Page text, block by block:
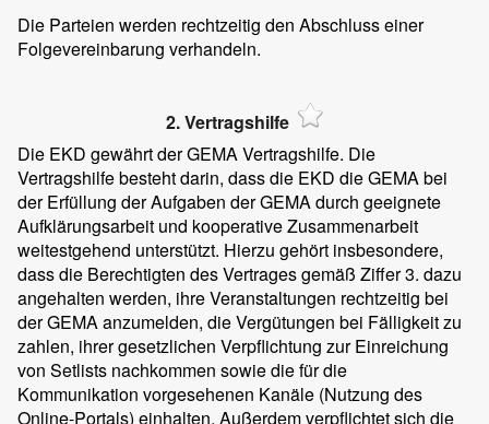
Die Parteien werden rechtzeitig den Abschluss einer
Folgevereinbarung verhandeln.
2. Vertragshilfe
Die EKD gewährt der GEMA Vertragshilfe. Die
Vertragshilfe besteht darin, dass die EKD die GEMA bei
der Erfüllung der Aufgaben der GEMA durch geeignete
Aufklärungsarbeit und kooperative Zusammenarbeit
weitestgehend unterstützt. Hierzu gehört insbesondere,
dass die Berechtigten des Vertrages gemäß Ziffer 3. dazu
angehalten werden, ihre Veranstaltungen rechtzeitig bei
der GEMA anzumelden, die Vergütungen bei Fälligkeit zu
zahlen, ihrer gesetzlichen Verpflichtung zur Einreichung
von Setlists nachkommen sowie die für die
Kommunikation vorgesehenen Kanäle (Nutzung des
Online-Portals) einhalten. Außerdem verpflichtet sich die